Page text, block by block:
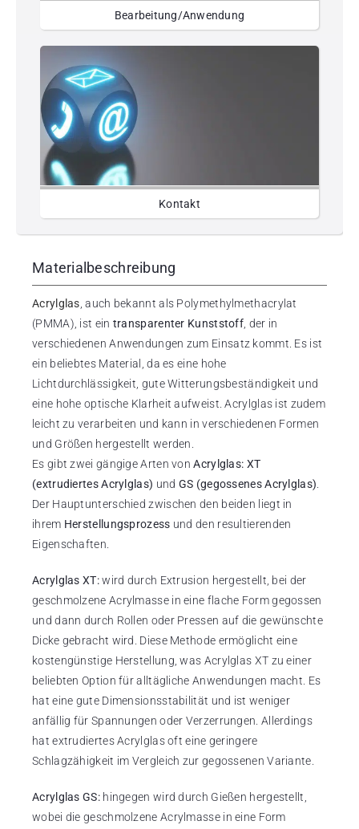
Bearbeitung/Anwendung
Kontakt
Materialbeschreibung
Acrylglas , auch bekannt als Polymethylmethacrylat
(PMMA), ist ein transparenter Kunststoff , der in
verschiedenen Anwendungen zum Einsatz kommt. Es ist
ein beliebtes Material, da es eine hohe
Lichtdurchlässigkeit, gute Witterungsbeständigkeit und
eine hohe optische Klarheit aufweist. Acrylglas ist zudem
leicht zu verarbeiten und kann in verschiedenen Formen
und Größen hergestellt werden.
Es gibt zwei gängige Arten vonAcrylglas: XT
(extrudiertes Acrylglas) und GS (gegossenes Acrylglas)
Der Hauptunterschied zwischen den beiden liegt in
ihrem Herstellungsprozess und den resultierenden
Eigenschaften.
Acrylglas XT:wird durch Extrusion hergestellt, bei der
geschmolzene Acrylmasse in eine flache Form gegossen
und dann durch Rollen oder Pressen auf die gewünschte
Dicke gebracht wird. Diese Methode ermöglicht eine
kostengünstige Herstellung, was Acrylglas XT zu einer
beliebten Option für alltägliche Anwendungen macht. Es
hat eine gute Dimensionsstabilität und ist weniger
anfällig für Spannungen oder Verzerrungen. Allerdings
hat extrudiertes Acrylglas oft eine geringere
Schlagzähigkeit im Vergleich zur gegossenen Variante.
Acrylglas GS:hingegen wird durch Gießen hergestellt,
wobei die geschmolzene Acrylmasse in eine Form